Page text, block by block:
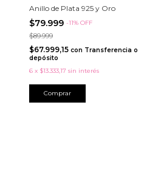
Anillo de Plata 925 y Oro
$79.999 -11% OFF
$89.999
$67.999,15 con Transferencia o
depósito
6 x $13.333,17 sin interés
Comprar